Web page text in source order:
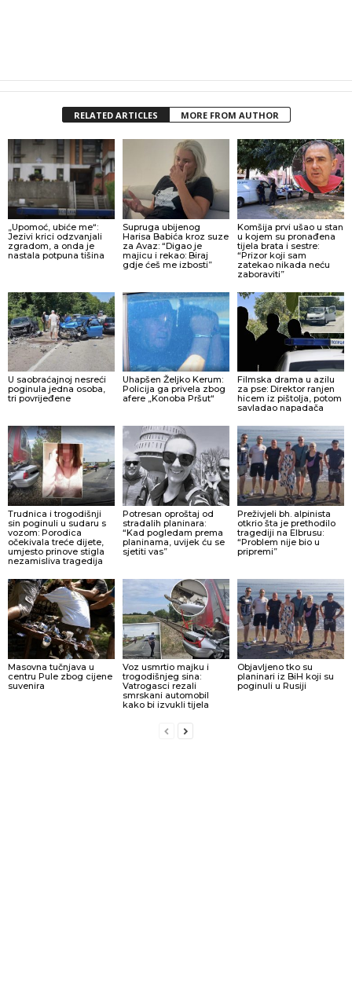
RELATED ARTICLES MORE FROM AUTHOR
„Upomoć, ubiće me“:
Jezivi krici odzvanjali
zgradom, a onda je
nastala potpuna tišina
Supruga ubijenog
Harisa Babića kroz suze
za Avaz: “Digao je
majicu i rekao: Biraj
gdje ćeš me izbosti”
Komšija prvi ušao u stan
u kojem su pronađena
tijela brata i sestre:
“Prizor koji sam
zatekao nikada neću
zaboraviti”
U saobraćajnoj nesreći
poginula jedna osoba,
tri povrijeđene
Uhapšen Željko Kerum:
Policija ga privela zbog
afere „Konoba Pršut“
Filmska drama u azilu
za pse: Direktor ranjen
hicem iz pištolja, potom
savladao napadača
Trudnica i trogodišnji
sin poginuli u sudaru s
vozom: Porodica
očekivala treće dijete,
umjesto prinove stigla
nezamisliva tragedija
Potresan oproštaj od
stradalih planinara:
“Kad pogledam prema
planinama, uvijek ću se
sjetiti vas”
Preživjeli bh. alpinista
otkrio šta je prethodilo
tragediji na Elbrusu:
“Problem nije bio u
pripremi”
Masovna tučnjava u
centru Pule zbog cijene
suvenira
Voz usmrtio majku i
trogodišnjeg sina:
Vatrogasci rezali
smrskani automobil
kako bi izvukli tijela
Objavljeno tko su
planinari iz BiH koji su
poginuli u Rusiji